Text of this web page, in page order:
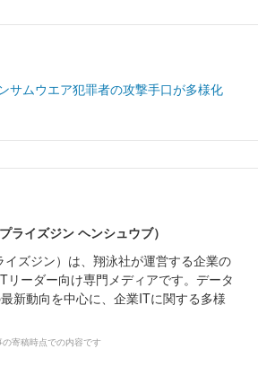
ムウエア犯罪者の攻撃手口が多様化
イズジン ヘンシュウブ）
イズジン）は、翔泳社が運営する企業の
ーダー向け専門メディアです。データ
新動向を中心に、企業ITに関する多様
寄稿時点での内容です